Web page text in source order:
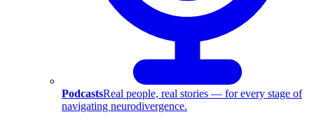
PodcastsReal people, real stories — for every stage of
navigating neurodivergence.